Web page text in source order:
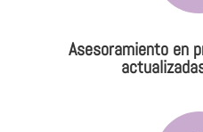
Asesoramiento en